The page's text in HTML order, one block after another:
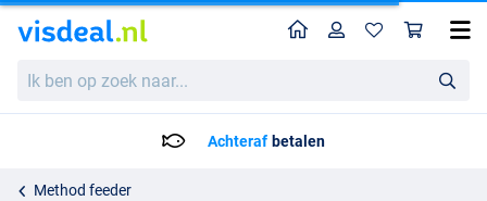
ben
HomeProfiel
Achteraf betalen
Method feeder
Korum Camo River Method Feeder
3.99